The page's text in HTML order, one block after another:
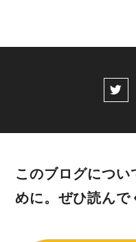
このブログにつ
めに。ぜひ読んで